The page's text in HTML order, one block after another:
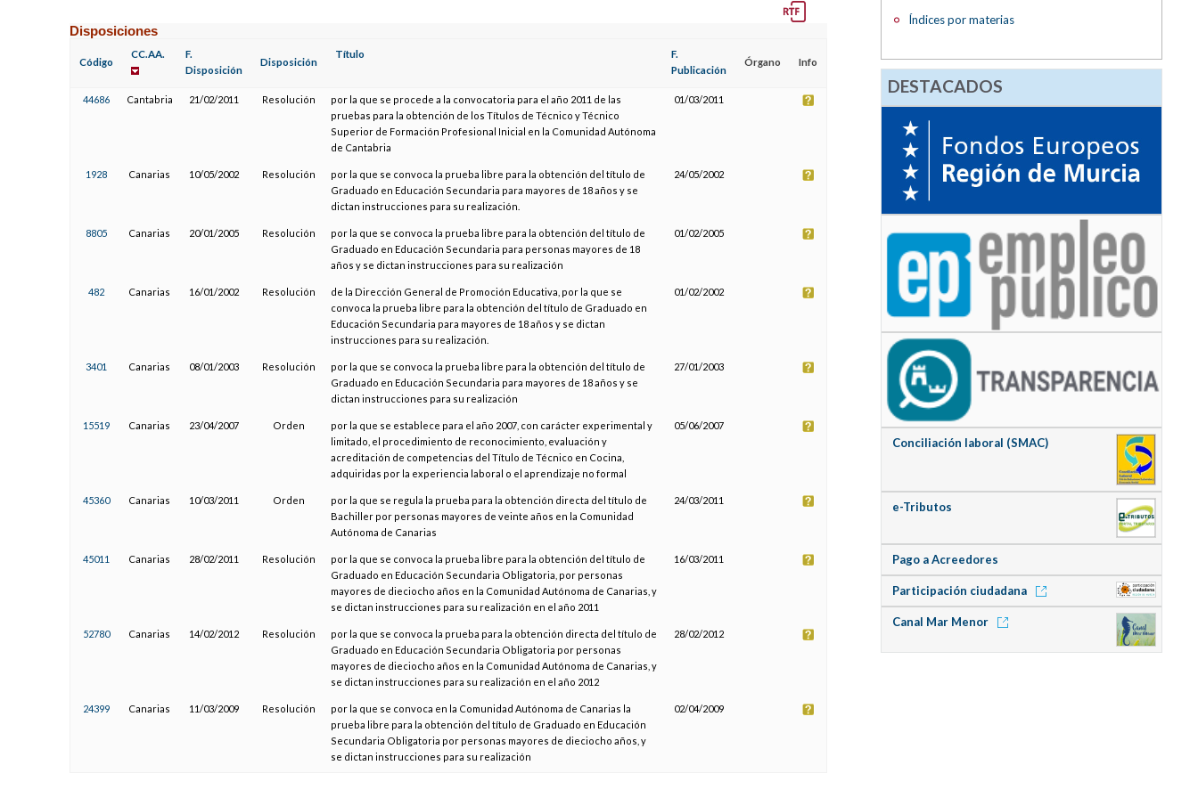
Disposiciones
Código
CC.AA.
F.
Disposición
Disposición
Título
F.
Publicación
Órgano Info
44686 Cantabria 21/02/2011 Resolución
por la que se procede a la convocatoria para el año 2011 de las
pruebas para la obtención de los Títulos de Técnico y Técnico
Superior de Formación Profesional Inicial en la Comunidad Autónoma
de Cantabria
01/03/2011
1928 Canarias 10/05/2002 Resolución
por la que se convoca la prueba libre para la obtención del título de
Graduado en Educación Secundaria para mayores de 18 años y se
dictan instrucciones para su realización.
24/05/2002
8805 Canarias 20/01/2005 Resolución
por la que se convoca la prueba libre para la obtención del título de
Graduado en Educación Secundaria para personas mayores de 18
años y se dictan instrucciones para su realización
01/02/2005
482 Canarias 16/01/2002 Resolución
de la Dirección General de Promoción Educativa, por la que se
convoca la prueba libre para la obtención del título de Graduado en
Educación Secundaria para mayores de 18 años y se dictan
instrucciones para su realización.
01/02/2002
3401 Canarias 08/01/2003 Resolución
por la que se convoca la prueba libre para la obtención del título de
Graduado en Educación Secundaria para mayores de 18 años y se
dictan instrucciones para su realización
27/01/2003
15519 Canarias 23/04/2007 Orden
por la que se establece para el año 2007, con carácter experimental y
limitado, el procedimiento de reconocimiento, evaluación y
acreditación de competencias del Título de Técnico en Cocina,
adquiridas por la experiencia laboral o el aprendizaje no formal
05/06/2007
45360 Canarias 10/03/2011 Orden
por la que se regula la prueba para la obtención directa del título de
Bachiller por personas mayores de veinte años en la Comunidad
Autónoma de Canarias
24/03/2011
45011 Canarias 28/02/2011 Resolución
por la que se convoca la prueba libre para la obtención del título de
Graduado en Educación Secundaria Obligatoria, por personas
mayores de dieciocho años en la Comunidad Autónoma de Canarias, y
se dictan instrucciones para su realización en el año 2011
16/03/2011
52780 Canarias 14/02/2012 Resolución
por la que se convoca la prueba para la obtención directa del título de
Graduado en Educación Secundaria Obligatoria por personas
mayores de dieciocho años en la Comunidad Autónoma de Canarias, y
se dictan instrucciones para su realización en el año 2012
28/02/2012
24399 Canarias 11/03/2009 Resolución
por la que se convoca en la Comunidad Autónoma de Canarias la
prueba libre para la obtención del título de Graduado en Educación
Secundaria Obligatoria por personas mayores de dieciocho años, y
se dictan instrucciones para su realización
02/04/2009
Índices por materias
DESTACADOS
Conciliación laboral (SMAC)
e-Tributos
Pago a Acreedores
Participación ciudadana
Canal Mar Menor